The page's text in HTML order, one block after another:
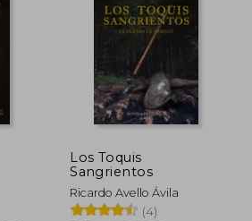
$ 194.124 50%
Los Toquis
Sangrientos
Ricardo Avello Ávila
(4)